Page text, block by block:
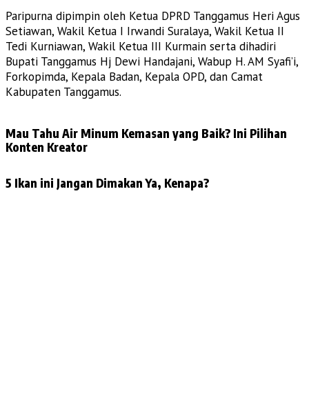
Paripurna dipimpin oleh Ketua DPRD Tanggamus Heri Agus
Setiawan, Wakil Ketua I Irwandi Suralaya, Wakil Ketua II
Tedi Kurniawan, Wakil Ketua III Kurmain serta dihadiri
Bupati Tanggamus Hj Dewi Handajani, Wabup H. AM Syafi’i,
Forkopimda, Kepala Badan, Kepala OPD, dan Camat
Kabupaten Tanggamus.
Mau Tahu Air Minum Kemasan yang Baik? Ini Pilihan
Konten Kreator
5 Ikan ini Jangan Dimakan Ya, Kenapa?